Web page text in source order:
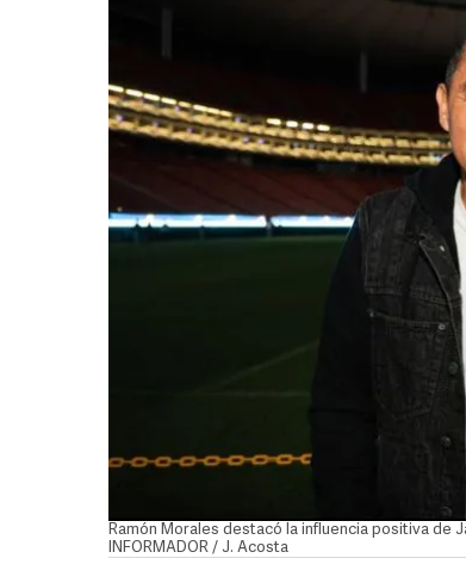
Ramón Morales destacó la influencia positiva de
INFORMADOR / J. Acosta